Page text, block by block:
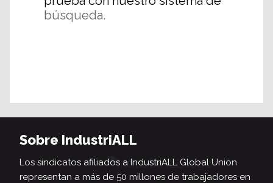
búsqueda.
Sobre IndustriALL
Los sindicatos afiliados a IndustriALL Global Union
representan a más de 50 millones de trabajadores en